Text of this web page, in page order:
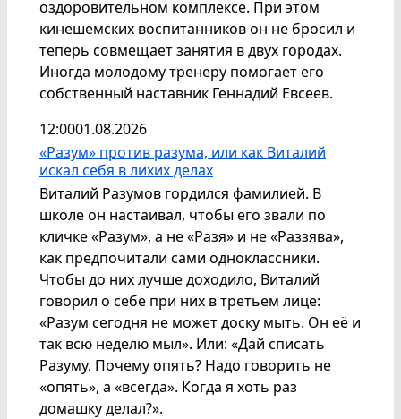
оздоровительном комплексе. При этом
кинешемских воспитанников он не бросил и
теперь совмещает занятия в двух городах.
Иногда молодому тренеру помогает его
собственный наставник Геннадий Евсеев.
12:0001.08.2026
«Разум» против разума, или как Виталий
искал себя в лихих делах
Виталий Разумов гордился фамилией. В
школе он настаивал, чтобы его звали по
кличке «Разум», а не «Разя» и не «Раззява»,
как предпочитали сами одноклассники.
Чтобы до них лучше доходило, Виталий
говорил о себе при них в третьем лице:
«Разум сегодня не может доску мыть. Он её и
так всю неделю мыл». Или: «Дай списать
Разуму. Почему опять? Надо говорить не
«опять», а «всегда». Когда я хоть раз
домашку делал?».